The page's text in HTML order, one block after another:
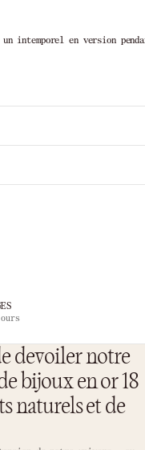
un intemporel en version
devoiler notre
bijoux en or 18
naturels et de